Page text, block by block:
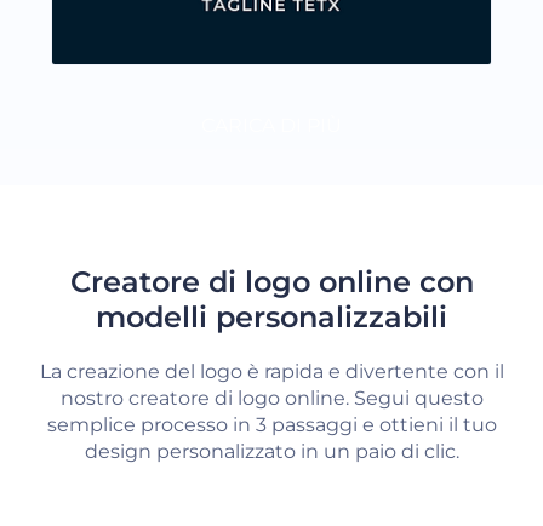
Creatore di logo online con
modelli personalizzabili
La creazione del logo è rapida e divertente con il
nostro creatore di logo online. Segui questo
semplice processo in 3 passaggi e ottieni il tuo
design personalizzato in un paio di clic.